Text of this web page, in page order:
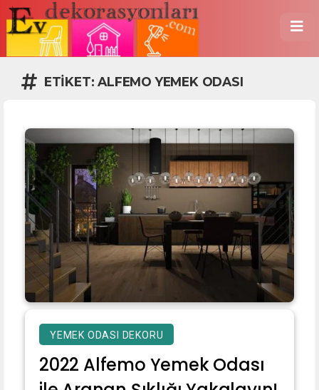
ETIKET:ALFEMO YEMEK ODASI
YEMEK ODASI DEKORU
2022 Alfemo Yemek Odası